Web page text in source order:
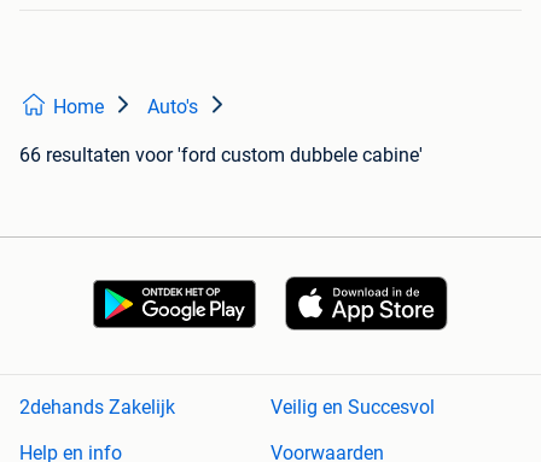
Home Auto's
66 resultaten voor 'ford custom dubbele cabine'
2dehands Zakelijk
Veilig en Succesvol
Help en info
Voorwaarden